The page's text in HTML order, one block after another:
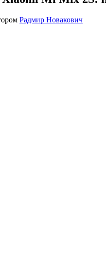
Радмир Новакович